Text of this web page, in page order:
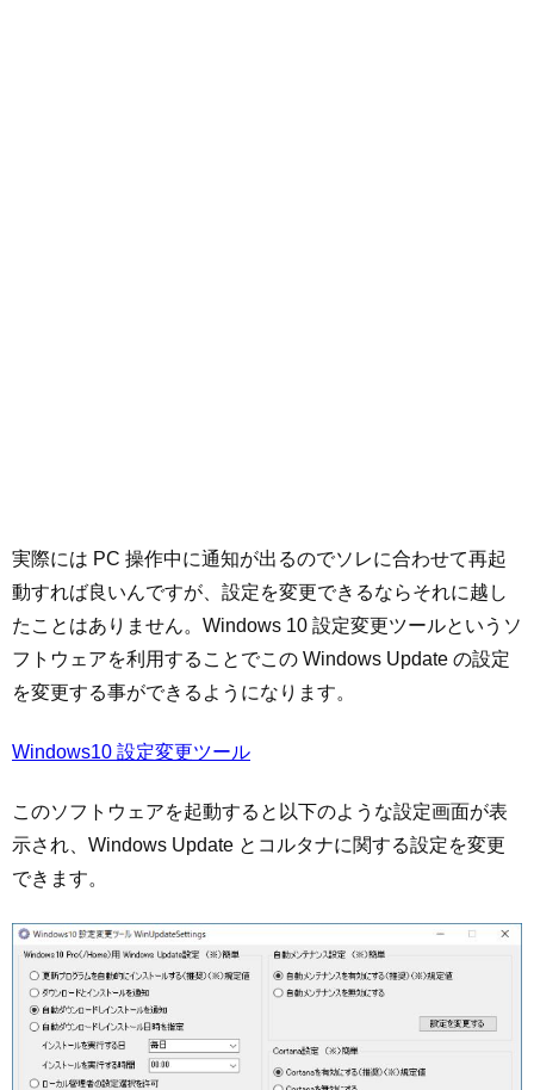
実際には PC 操作中に通知が出るのでソレに合わせて再起
動すれば良いんですが、設定を変更できるならそれに越し
たことはありません。Windows 10 設定変更ツールというソ
フトウェアを利用することでこの Windows Update の設定
を変更する事ができるようになります。
Windows10 設定変更ツール
このソフトウェアを起動すると以下のような設定画面が表
示され、Windows Update とコルタナに関する設定を変更
できます。